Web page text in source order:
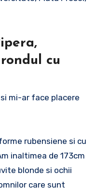
cu
rubensiene si cu
inaltimea de 173cm
blonde si ochii
care sunt